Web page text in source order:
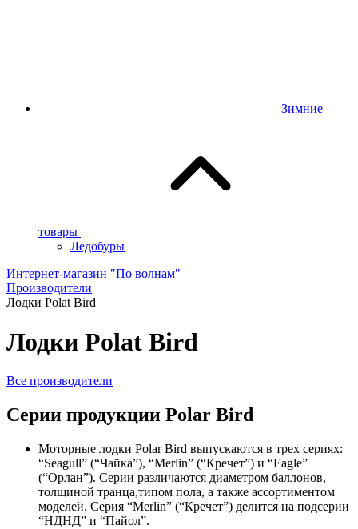
Зимние
товары
Ледобуры
Интернет-магазин "По волнам"
Производители
Лодки Polat Bird
Лодки Polat Bird
Все производители
Серии продукции Polar Bird
Моторные лодки Polar Bird выпускаются в трех сериях:
“Seagull” (“Чайка”), “Merlin” (“Кречет”) и “Eagle”
(“Орлан”). Серии различаются диаметром баллонов,
толщиной транца,типом пола, а также ассортиментом
моделей. Серия “Merlin” (“Кречет”) делится на подсерии
“НДНД” и “Пайол”.